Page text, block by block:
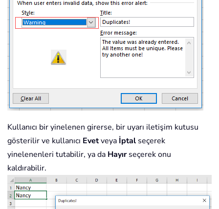
Kullanıcı bir yinelenen girerse, bir uyarı iletişim kutusu
gösterilir ve kullanıcı Evetveya İptal seçerek
yinelenenleri tutabilir, ya da Hayırseçerek onu
kaldırabilir.